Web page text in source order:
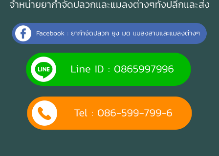
จำหน่ายยากำจัดปลวกและแมลงต่างๆทั้งปลีกและส่ง